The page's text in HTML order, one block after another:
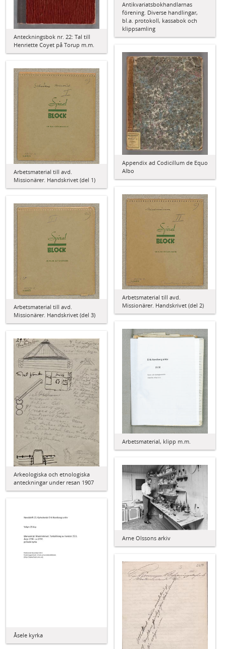
Anteckningsbok nr. 22: Tal till
Henriette Coyet på Torup m.m.
Antikvariatsbokhandlarnas
förening. Diverse handlingar,
bl.a. protokoll, kassabok och
klippsamling
Appendix ad Codicillum de Equo
Albo
Arbetsmaterial till avd.
Missionärer. Handskrivet (del 1)
Arbetsmaterial till avd.
Missionärer. Handskrivet (del 2)
Arbetsmaterial till avd.
Missionärer. Handskrivet (del 3)
Arbetsmaterial, klipp m.m.
Arkeologiska och etnologiska
anteckningar under resan 1907
Arne Olssons arkiv
Åsele kyrka